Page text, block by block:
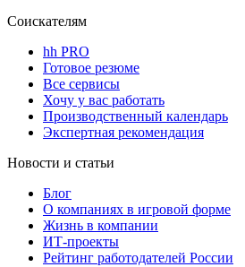
Соискателям
hh PRO
Готовое резюме
Все сервисы
Хочу у вас работать
Производственный календарь
Экспертная рекомендация
Новости и статьи
Блог
О компаниях в игровой форме
Жизнь в компании
ИТ-проекты
Рейтинг работодателей России